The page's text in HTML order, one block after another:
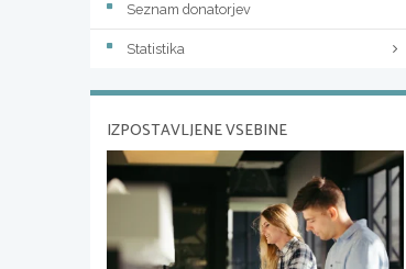
Seznam donatorjev
Statistika
IZPOSTAVLJENE VSEBINE